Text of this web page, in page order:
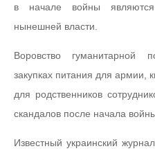
в начале войны
нынешней власти.
Воровство гуманитарной
закупках питания для
для родственников
скандалов после начала
Известный украинский